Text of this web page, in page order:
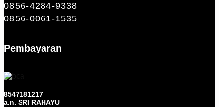
0856-4284-9338
0856-0061-1535
Pembayaran
8547181217
a.n. SRI RAHAYU